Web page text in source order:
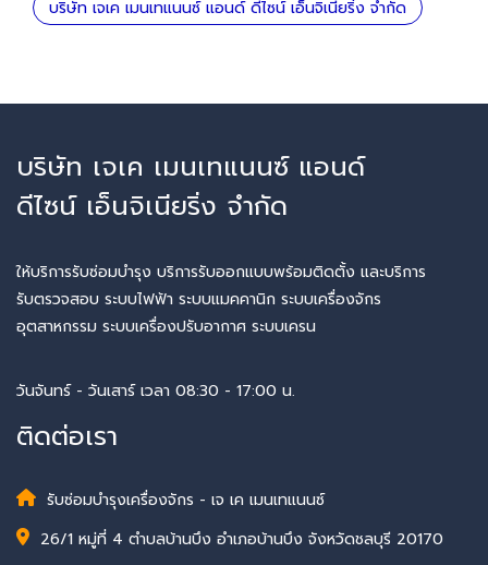
บริษัท เจเค เมนเทแนนซ์ แอนด์ ดีไซน์ เอ็นจิเนียริ่ง จำกัด
บริษัท เจเค เมนเทแนนซ์ แอนด์
ดีไซน์ เอ็นจิเนียริ่ง จำกัด
ให้บริการรับซ่อมบำรุง บริการรับออกแบบพร้อมติดตั้ง และบริการ
รับตรวจสอบ ระบบไฟฟ้า ระบบแมคคานิก ระบบเครื่องจักร
อุตสาหกรรม ระบบเครื่องปรับอากาศ ระบบเครน
วันจันทร์ - วันเสาร์ เวลา 08:30 - 17:00 น.
ติดต่อเรา
รับซ่อมบำรุงเครื่องจักร - เจ เค เมนเทแนนซ์
26/1 หมู่ที่ 4 ตำบลบ้านบึง อำเภอบ้านบึง จังหวัดชลบุรี 20170